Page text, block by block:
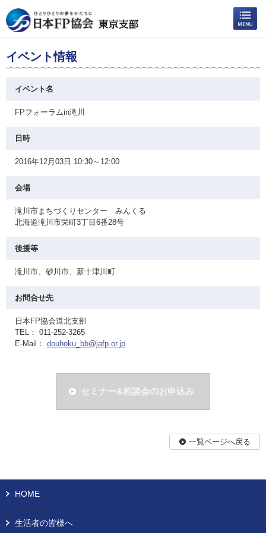
イベント情報
イベント名
FPフォーラムin滝川
日時
2016年12月03日 10:30～12:00
会場
滝川市まちづくりセンター みんくる
北海道滝川市栄町3丁目6番28号
後援等
滝川市、砂川市、新十津川町
お問合せ先
日本FP協会道北支部
TEL： 011-252-3265
E-Mail： douhoku_bb@jafp.or.jp
セミナー&相談会のお申込み
一覧ページへ戻る
HOME
生活者の皆様へ